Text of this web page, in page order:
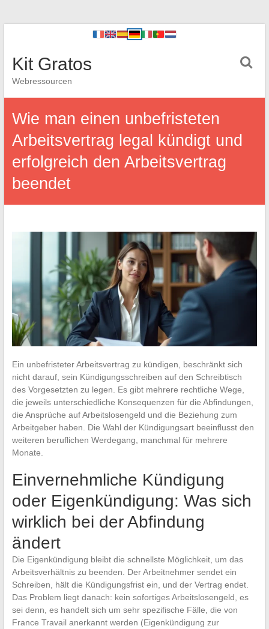
Kit Gratos
Webressourcen
Wie man einen unbefristeten
Arbeitsvertrag legal kündigt und
erfolgreich den Arbeitsvertrag
beendet
Ein unbefristeter Arbeitsvertrag zu kündigen, beschränkt sich
nicht darauf, sein Kündigungsschreiben auf den Schreibtisch
des Vorgesetzten zu legen. Es gibt mehrere rechtliche Wege,
die jeweils unterschiedliche Konsequenzen für die Abfindungen,
die Ansprüche auf Arbeitslosengeld und die Beziehung zum
Arbeitgeber haben. Die Wahl der Kündigungsart beeinflusst den
weiteren beruflichen Werdegang, manchmal für mehrere
Monate.
Einvernehmliche Kündigung
oder Eigenkündigung: Was sich
wirklich bei der Abfindung
ändert
Die Eigenkündigung bleibt die schnellste Möglichkeit, um das
Arbeitsverhältnis zu beenden. Der Arbeitnehmer sendet ein
Schreiben, hält die Kündigungsfrist ein, und der Vertrag endet.
Das Problem liegt danach: kein sofortiges Arbeitslosengeld, es
sei denn, es handelt sich um sehr spezifische Fälle, die von
France Travail anerkannt werden (Eigenkündigung zur